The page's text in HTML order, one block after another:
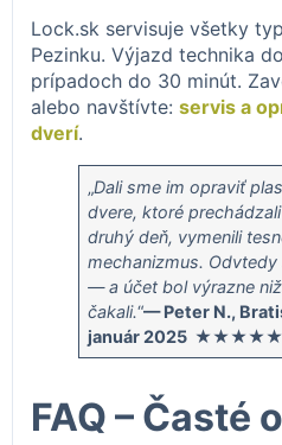
Lock.sk servisuje všetky
Pezinku. Výjazd technika
prípadoch do 30 minút.
alebo navštívte: servis a
dverí.
„Dali sme im opraviť
dvere, ktoré
druhý deň, vymenili
mechanizmus.
— a účet bol výrazne
čakali.“— Peter N.,
január 2025 ★★★★★
FAQ – Časté